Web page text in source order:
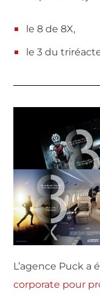
le 8 de 8X,
le 3 du
L’agence Puck a
corporate pour